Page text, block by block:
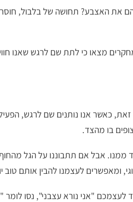
האצבע? תחושה של בלבול, חוסר
מצאו כי לתת שם לרגש שאנו
כאשר אנו נותנים שם לרגש,
בו מהצד.
אבל אם תתבוננו על הגל מהחוף,
ומאפשרים לעצמנו להבין אותם טוב
"אני נורא עצבני", נסו לומר